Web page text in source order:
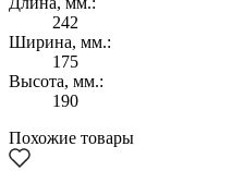
242
Ширина, мм.:
175
Высота, мм.:
190
Похожие товары